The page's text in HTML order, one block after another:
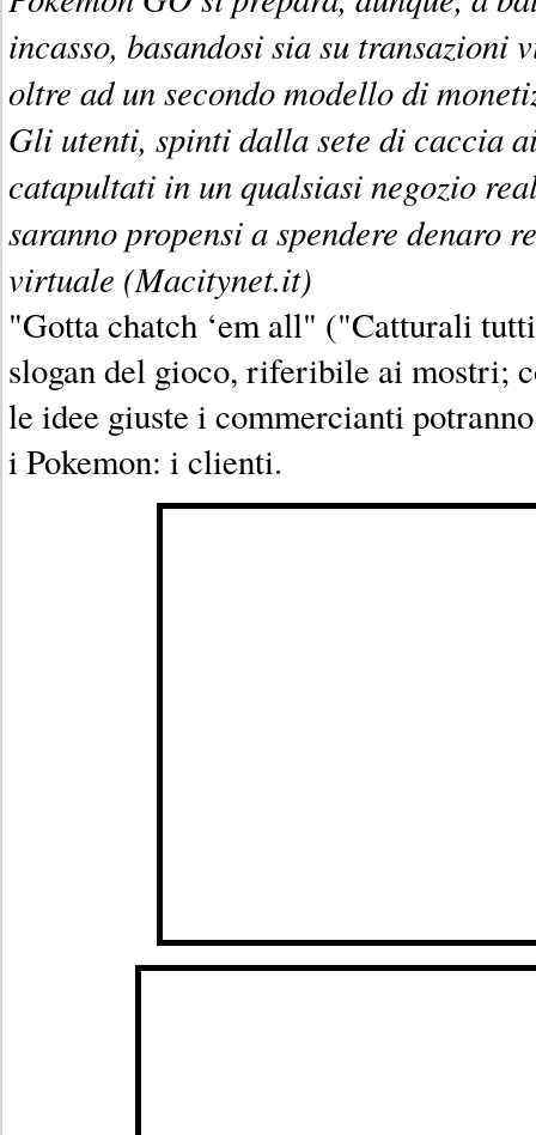
incasso, basandosi sia su
oltre ad un secondo modello di
Gli utenti, spinti dalla sete di caccia
catapultati in un qualsiasi negozio
saranno propensi a spendere denaro
virtuale (Macitynet.it)
"Gotta chatch ‘em all" ("Catturali
slogan del gioco, riferibile ai mostri;
le idee giuste i commercianti
i Pokemon: i clienti.